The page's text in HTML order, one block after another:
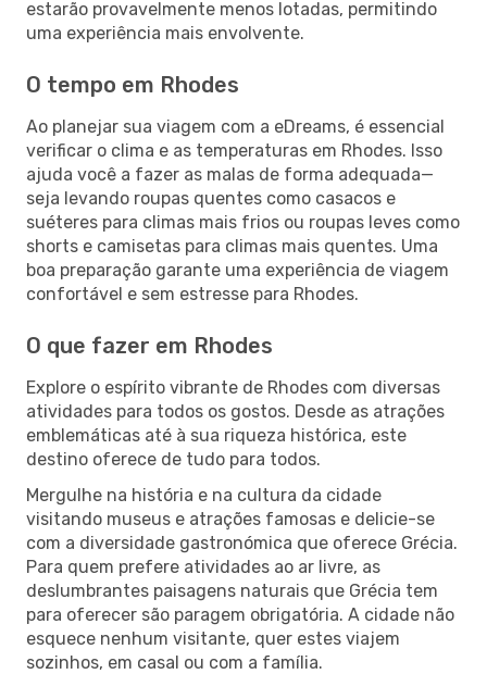
estarão provavelmente menos lotadas, permitindo
uma experiência mais envolvente.
O tempo em Rhodes
Ao planejar sua viagem com a eDreams, é essencial
verificar o clima e as temperaturas em Rhodes. Isso
ajuda você a fazer as malas de forma adequada—
seja levando roupas quentes como casacos e
suéteres para climas mais frios ou roupas leves como
shorts e camisetas para climas mais quentes. Uma
boa preparação garante uma experiência de viagem
confortável e sem estresse para Rhodes.
O que fazer em Rhodes
Explore o espírito vibrante de Rhodes com diversas
atividades para todos os gostos. Desde as atrações
emblemáticas até à sua riqueza histórica, este
destino oferece de tudo para todos.
Mergulhe na história e na cultura da cidade
visitando museus e atrações famosas e delicie-se
com a diversidade gastronómica que oferece Grécia.
Para quem prefere atividades ao ar livre, as
deslumbrantes paisagens naturais que Grécia tem
para oferecer são paragem obrigatória. A cidade não
esquece nenhum visitante, quer estes viajem
sozinhos, em casal ou com a família.